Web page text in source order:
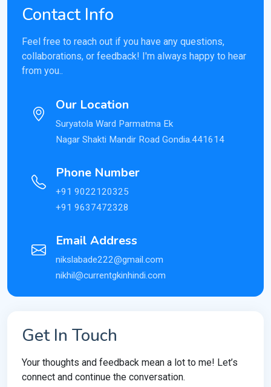
Contact Info
Feel free to reach out if you have any questions,
collaborations, or feedback! I'm always happy to hear
from you..
Our Location
Suryatola Ward Parmatma Ek
Nagar Shakti Mandir Road Gondia.441614
Phone Number
+91 9022120325
+91 9637472328
Email Address
nikslabade222@gmail.com
nikhil@currentgkinhindi.com
Get In Touch
Your thoughts and feedback mean a lot to me! Let’s
connect and continue the conversation.